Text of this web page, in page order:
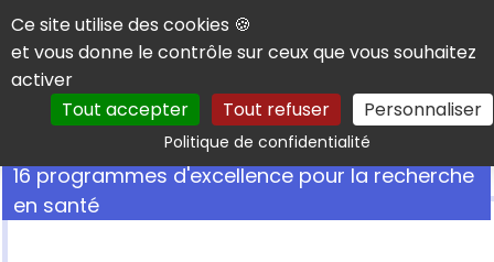
Panneau de gestion des cookies
Ce site utilise des cookies 🍪
et vous donne le contrôle sur ceux que vous souhaitez
activer
Tout accepter
Tout refuser Personnaliser
Politique de confidentialitéRechercher
16 programmes d'excellence pour la recherche
en santé